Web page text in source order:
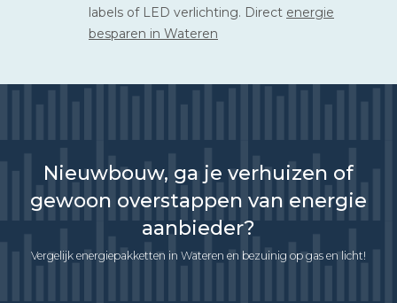
labels of LED verlichting. Direct energie
besparen in Wateren
Nieuwbouw, ga je verhuizen of
gewoon overstappen van energie
aanbieder?
Vergelijk energiepakketten in Wateren en bezuinig op gas en licht!